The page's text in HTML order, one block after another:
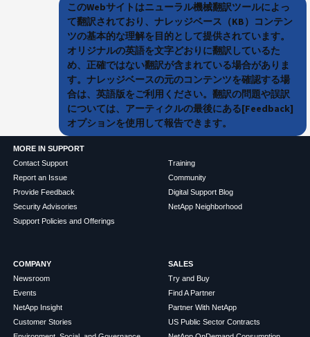
このWebサイトはニューラル機械翻訳ツールによっ
て翻訳されており、ナレッジベース（KB）コンテン
ツの基本的な理解を目的として提供されています。
オリジナルの英語を文字どおりに翻訳しているた
め、正確ではない翻訳が含まれている場合がありま
す。ナレッジベースの元のコンテンツを確認する場
合は、英語版をご利用ください。翻訳の問題や誤訳
については、アーティクルの最後にある[Feedback]
オプションを使用して報告できます。
MORE IN SUPPORT
Contact Support
Report an Issue
Provide Feedback
Security Advisories
Support Policies and Offerings
Training
Community
Digital Support Blog
NetApp Neighborhood
COMPANY
Newsroom
Events
NetApp Insight
Customer Stories
SALES
Try and Buy
Find A Partner
Partner With NetApp
US Public Sector Contracts